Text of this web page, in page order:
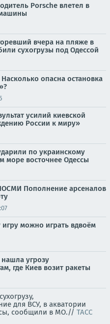
Porsche влетел в
вчера на пляже в
сухогрузы под Одессой
опасна остановка
усилий киевской
России к миру»
по украинскому
море восточнее Одессы
Пополнение арсеналов
игру можно играть вдвоём
угрозу
где Киев возит ракеты
для ВСУ, в акватории
сообщили в МО.// ТАСС